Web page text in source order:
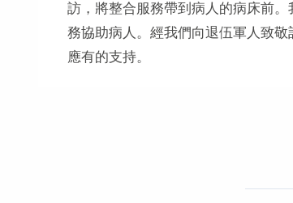
訪，將整合服務帶到病人的病床前
務協助病人。經我們向退伍軍人致
應有的支持。